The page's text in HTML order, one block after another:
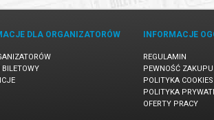
DLA ORGANIZATORÓW
BILETOWY
INFORMACJE
REGULAMIN
PEWNOŚĆ ZAKUPU
POLITYKA COOKIES
POLITYKA
OFERTY PRACY